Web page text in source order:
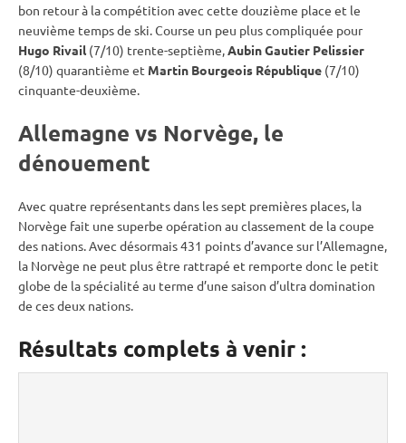
bon retour à la compétition avec cette douzième place et le
neuvième temps de ski. Course un peu plus compliquée pour
Hugo Rivail(7/10) trente-septième,Aubin Gautier Pelissier
(8/10) quarantième et Martin Bourgeois République (7/10)
cinquante-deuxième.
Allemagne vs Norvège, le
dénouement
Avec quatre représentants dans les sept premières places, la
Norvège fait une superbe opération au classement de la coupe
des nations. Avec désormais 431 points d’avance sur l’Allemagne,
la Norvège ne peut plus être rattrapé et remporte donc le petit
globe de la spécialité au terme d’une saison d’ultra domination
de ces deux nations.
Résultats complets à venir :